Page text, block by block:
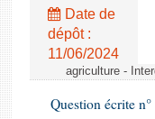
Date de
dépôt :
11/06/2024
agriculture -
Question écrite